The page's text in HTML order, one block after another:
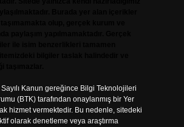
Kanun gereğince Bilgi Teknolojileri
(BTK) tarafından onaylanmış bir Yer
hizmet vermektedir. Bu nedenle, sitedeki
olarak denetleme veya araştırma